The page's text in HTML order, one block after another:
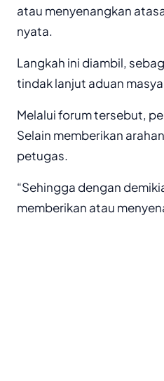
atau menyenangkan
nyata.
Langkah ini diambil,
tindak lanjut aduan
Melalui forum tersebut,
Selain memberikan
petugas.
“Sehingga dengan
memberikan atau